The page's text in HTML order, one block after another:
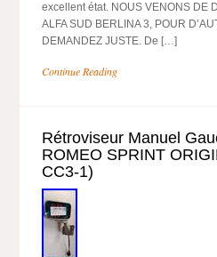
excellent état. NOUS VENONS DE
ALFA SUD BERLINA 3, POUR
DEMANDEZ JUSTE. De […]
Continue Reading
Rétroviseur Manuel
ROMEO SPRINT
CC3-1)